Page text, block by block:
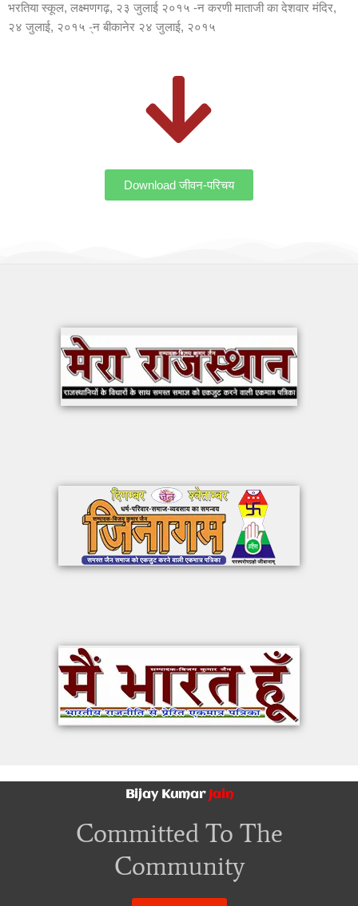
भरतिया स्कूल, लक्ष्मणगढ़, २३ जुलाई २०१५ -न करणी माताजी का देशवार मंदिर,
२४ जुलाई, २०१५ -्न बीकानेर २४ जुलाई, २०१५
Download जीवन-परिचय
Bijay Kumar Jain
Committed To The
Community